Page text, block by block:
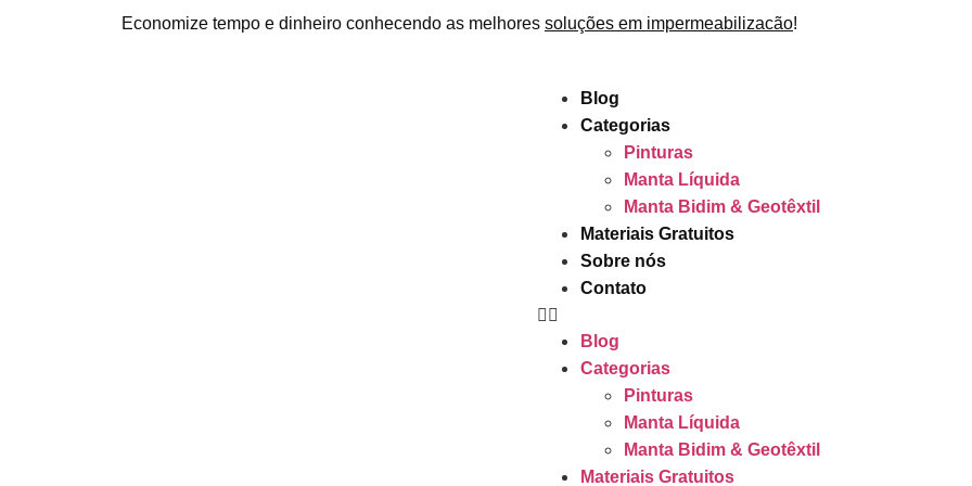
Economize tempo e dinheiro conhecendo as melhores soluções em impermeabilizacão!
Blog
Categorias
Pinturas
Manta Líquida
Manta Bidim & Geotêxtil
Materiais Gratuitos
Sobre nós
Contato
Blog
Categorias
Pinturas
Manta Líquida
Manta Bidim & Geotêxtil
Materiais Gratuitos